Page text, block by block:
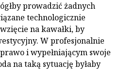
prowadzić żadnych
technologicznie
na kawałki, by
W profesjonalnie
i wypełniającym swoje
na taką sytuację byłaby